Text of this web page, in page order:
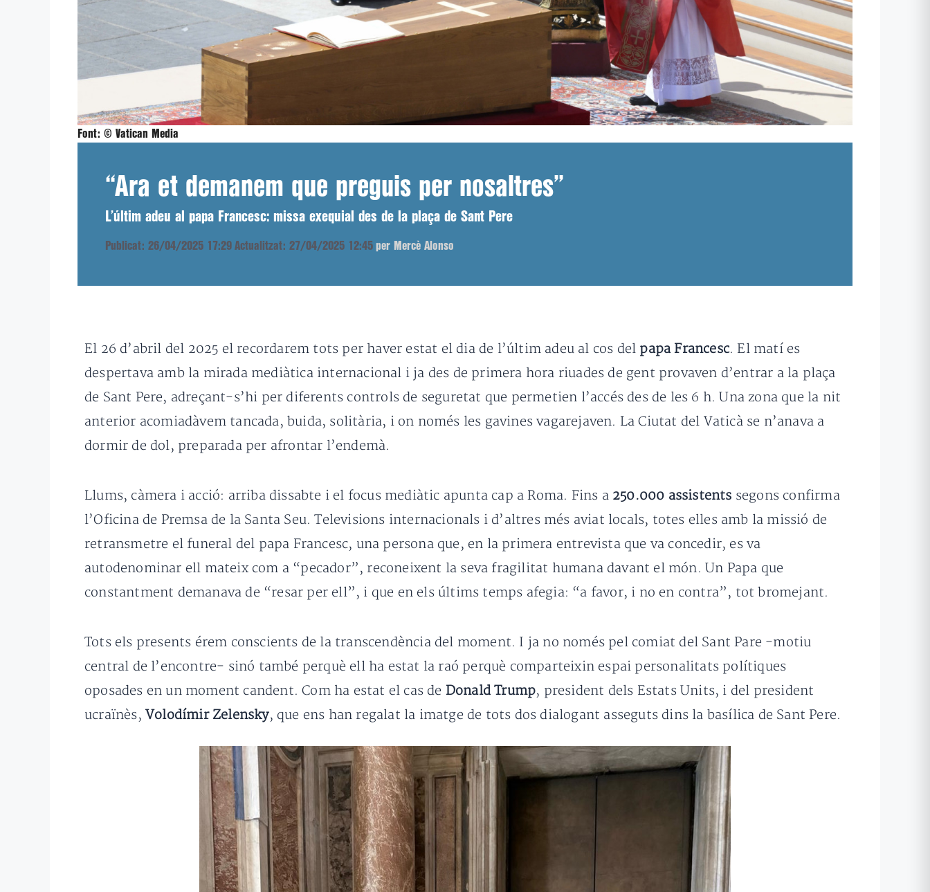
Font: © Vatican Media
“Ara et demanem que preguis per nosaltres”
L’últim adeu al papa Francesc: missa exequial des de la plaça de Sant Pere
Publicat: 26/04/2025 17:29 Actualitzat: 27/04/2025 12:45 per Mercè Alonso
El 26 d’abril del 2025 el recordarem tots per haver estat el dia de l’últim adeu al cos del papa Francesc. El matí es
despertava amb la mirada mediàtica internacional i ja des de primera hora riuades de gent provaven d’entrar a la plaça
de Sant Pere, adreçant-s’hi per diferents controls de seguretat que permetien l’accés des de les 6 h. Una zona que la nit
anterior acomiadàvem tancada, buida, solitària, i on només les gavines vagarejaven. La Ciutat del Vaticà se n’anava a
dormir de dol, preparada per afrontar l’endemà.
Llums, càmera i acció: arriba dissabte i el focus mediàtic apunta cap a Roma. Fins a 250.000 assistents segons confirma
l’Oficina de Premsa de la Santa Seu. Televisions internacionals i d’altres més aviat locals, totes elles amb la missió de
retransmetre el funeral del papa Francesc, una persona que, en la primera entrevista que va concedir, es va
autodenominar ell mateix com a “pecador”, reconeixent la seva fragilitat humana davant el món. Un Papa que
constantment demanava de “resar per ell”, i que en els últims temps afegia: “a favor, i no en contra”, tot bromejant.
Tots els presents érem conscients de la transcendència del moment. I ja no només pel comiat del Sant Pare -motiu
central de l’encontre- sinó també perquè ell ha estat la raó perquè comparteixin espai personalitats polítiques
oposades en un moment candent. Com ha estat el cas de Donald Trump, president dels Estats Units, i del president
ucraïnès, Volodímir Zelensky, que ens han regalat la imatge de tots dos dialogant asseguts dins la basílica de Sant Pere.